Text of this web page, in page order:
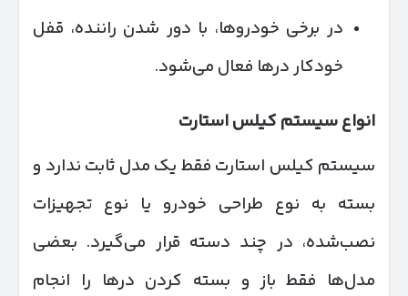
در برخی خودروها، با دور شدن راننده، قفل
خودکار درها فعال می‌شود.
انواع سیستم کیلس استارت
سیستم کیلس استارت فقط یک مدل ثابت ندارد و
بسته به نوع طراحی خودرو یا نوع تجهیزات
نصب‌شده، در چند دسته قرار می‌گیرد. بعضی
مدل‌ها فقط باز و بسته کردن درها را انجام